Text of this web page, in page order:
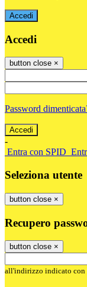
Accedi
Accedi
button close ×
Password
-
Entra con SPID
Seleziona utente
button close ×
Recupero
button close ×
all'indirizzo indicato con